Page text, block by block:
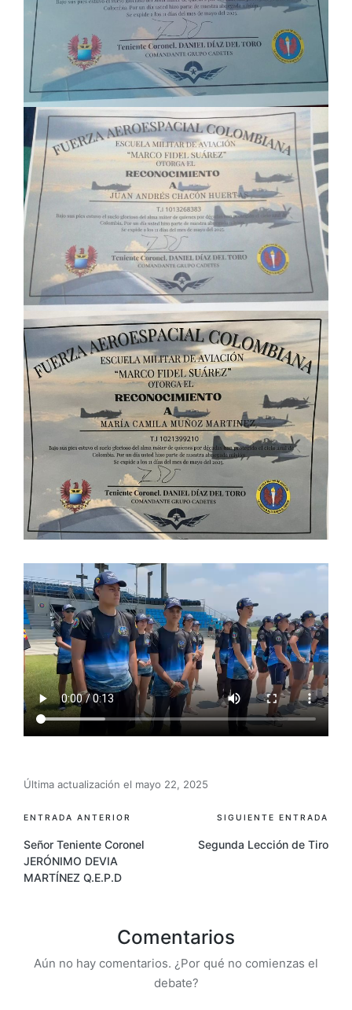
Última actualización el mayo 22, 2025
ENTRADA ANTERIOR
Señor Teniente Coronel
JERÓNIMO DEVIA
MARTÍNEZ Q.E.P.D
SIGUIENTE ENTRADA
Segunda Lección de Tiro
Comentarios
Aún no hay comentarios. ¿Por qué no comienzas el
debate?